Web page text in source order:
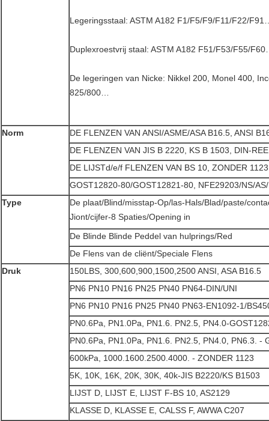
Legeringsstaal: ASTM A182 F1/F5/F9/F11/F22/
Duplexroestvrij staal: ASTM A182 F51/F53/F55/
De legeringen van Nicke: Nikkel 200, Monel 400,
825/800…
Norm
DE FLENZEN VAN ANSI/ASME/ASA B16.5, ANSI
DE FLENZEN VAN JIS B 2220, KS B 1503, DIN-
DE LIJSTd/e/f FLENZEN VAN BS 10, ZONDER
GOST12820-80/GOST12821-80, NFE29203/NS/
Type
De plaat/Blind/misstap-Op/las-Hals/Blad/paste/
Jiont/cijfer-8 Spaties/Opening in
De Blinde Blinde Peddel van hulprings/Red
De Flens van de cliënt/Speciale Flens
Druk
150LBS, 300,600,900,1500,2500 ANSI, ASA B16.5
PN6 PN10 PN16 PN25 PN40 PN64-DIN/UNI
PN6 PN10 PN16 PN25 PN40 PN63-EN1092-1/
PN0.6Pa, PN1.0Pa, PN1.6. PN2.5, PN4.0-
PN0.6Pa, PN1.0Pa, PN1.6. PN2.5, PN4.0, PN6.3. -
600kPa, 1000.1600.2500.4000. - ZONDER 1123
5K, 10K, 16K, 20K, 30K, 40k-JIS B2220/KS B1503
LIJST D, LIJST E, LIJST F-BS 10, AS2129
KLASSE D, KLASSE E, CALSS F, AWWA C207